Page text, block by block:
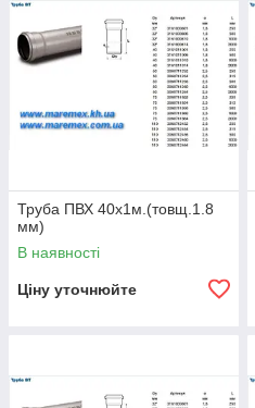
Труба ПВХ 40х1м.(товщ.1.8
мм)
В наявності
Ціну уточнюйте